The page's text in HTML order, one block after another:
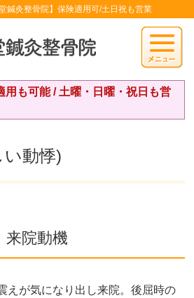
鍼灸整骨院】保険適用可/土日祝も営業
用も可能 / 土曜・日曜・祝日も営
い動悸)
来院動機
えが気になり出し来院。後屈時の